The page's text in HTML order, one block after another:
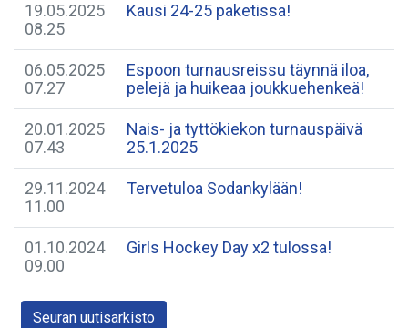
19.05.2025
08.25
Kausi 24-25 paketissa!
06.05.2025
07.27
Espoon turnausreissu täynnä iloa,
pelejä ja huikeaa joukkuehenkeä!
20.01.2025
07.43
Nais- ja tyttökiekon turnauspäivä
25.1.2025
29.11.2024
11.00
Tervetuloa Sodankylään!
01.10.2024
09.00
Girls Hockey Day x2 tulossa!
Seuran uutisarkisto